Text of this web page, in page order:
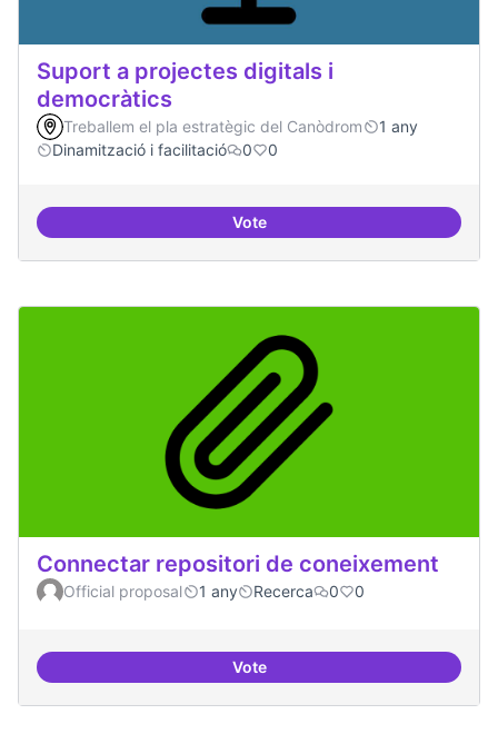
Suport a projectes digitals i
democràtics
Treballem el pla estratègic del Canòdrom
1 any
Dinamització i facilitació
0 0
VoteSuport a projectes digitals i
Connectar repositori de coneixement
Official proposal 1 any Recerca 0 0
VoteConnectar repositori de